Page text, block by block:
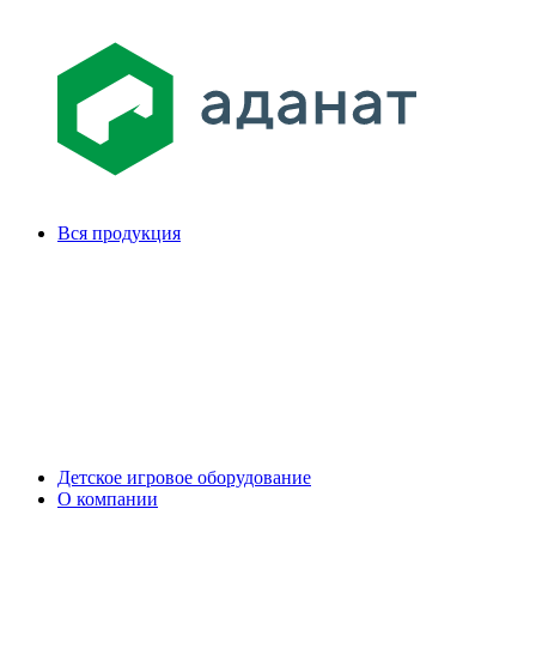
Вся продукция
Детское игровое оборудование
О компании